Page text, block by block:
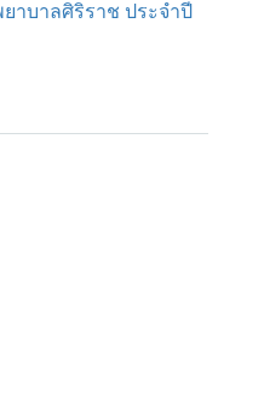
าบาลศิริราช ประจำปี